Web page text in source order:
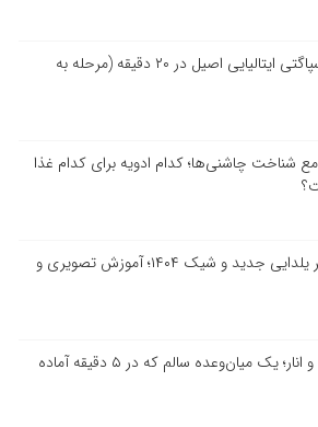
طرز تهیه اسپاگتی ایتالیایی اصیل در ۲۰ دقیقه (مرحله به
شناخت چاشنی‌ها؛ کدام ادویه برای کدام غذا
۱۰ مدل دسر یلدایی جدید و شیک ۱۴۰۴؛ آموزش تصویری و
دسر ماست و انار؛ یک میان‌وعده سالم که در ۵ دقیقه آماده